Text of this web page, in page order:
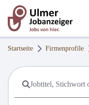
Startseite Firmenprofile